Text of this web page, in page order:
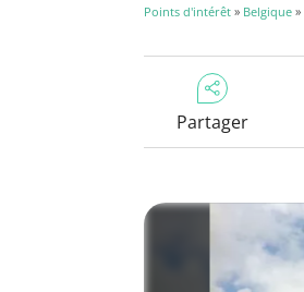
Points d'intérêt » Belgique »
Partager